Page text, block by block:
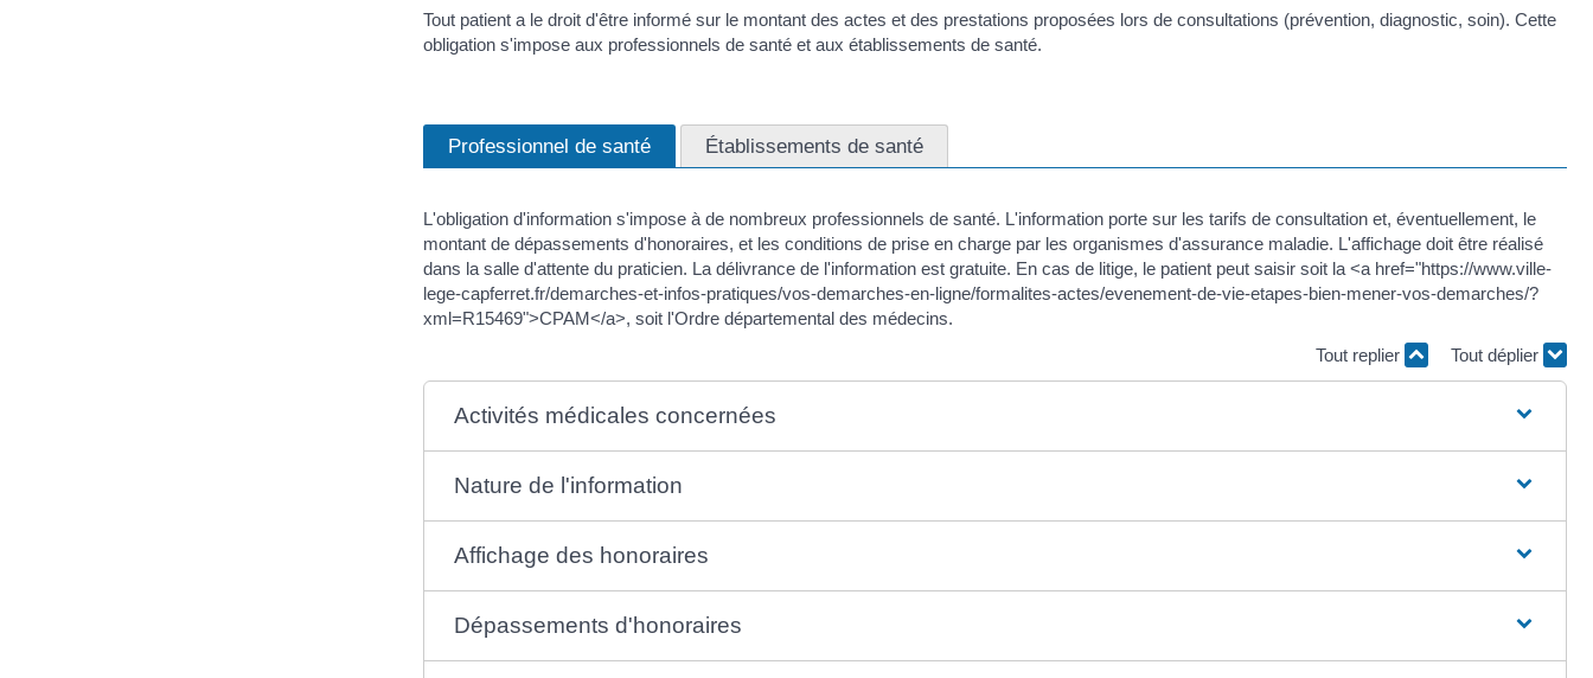
Tout patient a le droit d'être informé sur le montant des actes et des prestations proposées lors de consultations (prévention, diagnostic, soin). Cette
obligation s'impose aux professionnels de santé et aux établissements de santé.
Professionnel de santé Établissements de santé
L'obligation d'information s'impose à de nombreux professionnels de santé. L'information porte sur les tarifs de consultation et, éventuellement, le
montant de dépassements d'honoraires, et les conditions de prise en charge par les organismes d'assurance maladie. L'affichage doit être réalisé
dans la salle d'attente du praticien. La délivrance de l'information est gratuite. En cas de litige, le patient peut saisir soit la <a href="https://www.ville-
lege-capferret.fr/demarches-et-infos-pratiques/vos-demarches-en-ligne/formalites-actes/evenement-de-vie-etapes-bien-mener-vos-demarches/?
xml=R15469">CPAM</a>, soit l'Ordre départemental des médecins.
Tout replier
Tout déplier
Activités médicales concernées
Nature de l'information
Affichage des honoraires
Dépassements d'honoraires